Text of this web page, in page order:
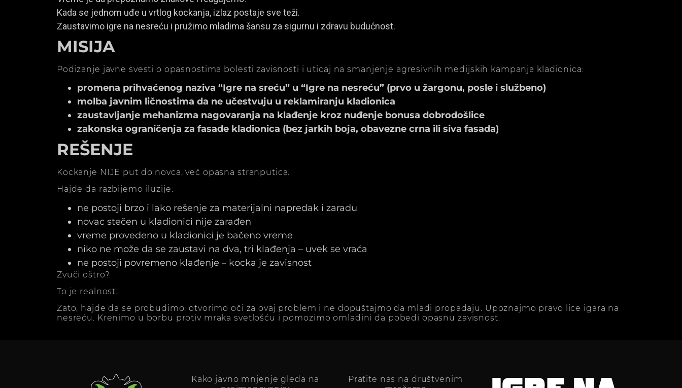
Kada se jednom uđe u vrtlog kockanja, izlaz postaje sve teži.
Zaustavimo igre na nesreću i pružimo mladima šansu za sigurnu i zdravu budućnost.
MISIJA
Podizanje javne svesti o opasnostima bolesti zavisnosti i uticaj na smanjenje agresivnih medijskih kampanja kladionica:
promena prihvaćenog naziva “Igre na sreću” u “Igre na nesreću” (prvo u žargonu, posle i službeno)
molba javnim ličnostima da ne učestvuju u reklamiranju kladionica
zaustavljanje mehanizma nagovaranja na klađenje kroz nuđenje bonusa dobrodošlice
zakonska ograničenja za fasade kladionica (bez jarkih boja, obavezne crna ili siva fasada)
REŠENJE
Kockanje NIJE put do novca, već opasna stranputica.
Hajde da razbijemo iluzije:
ne postoji brzo i lako rešenje za materijalni napredak i zaradu
novac stečen u kladionici nije zarađen
vreme provedeno u kladionici je bačeno vreme
niko ne može da se zaustavi na dva, tri klađenja – uvek se vraća
ne postoji povremeno klađenje – kocka je zavisnost
Zvuči oštro?
To je realnost.
Zato, hajde da se probudimo: otvorimo oči za ovaj problem i ne dopuštajmo da mladi propadaju. Upoznajmo pravo lice igara na
nesreću. Krenimo u borbu protiv mraka svetlošću i pomozimo omladini da pobedi opasnu zavisnost.
Kako javno mnjenje gleda na
Pratite nas na društvenim